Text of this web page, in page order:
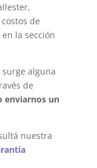
de
la sección
surge alguna
de
enviarnos un
nuestra